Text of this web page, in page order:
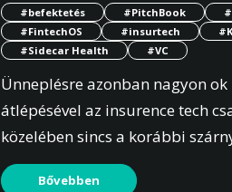
#befektetés #PitchBook
#FintechOS
#insurtech
#Sidecar Health
#VC
Ünneplésre azonban nagyon
átlépésével az insurence tech
közelében sincs a korábbi
Bővebben